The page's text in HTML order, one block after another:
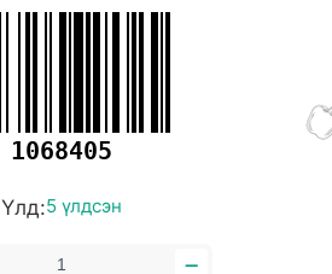
1068405
Үлд:5 үлдсэн